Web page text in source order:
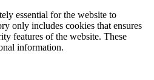
essential for the website to
only includes cookies that ensures
features of the website. These
information.